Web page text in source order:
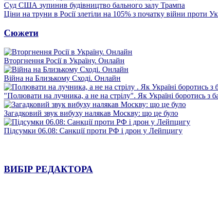
Суд США зупинив будівництво бального залу Трампа
Ціни на труни в Росії злетіли на 105% з початку війни проти
Сюжети
Вторгнення Росії в Україну. Онлайн
Війна на Близькому Сході. Онлайн
"Полювати на лучника, а не на стрілу". Як Україні боротись з
Загадковий звук вибуху налякав Москву: що це було
Підсумки 06.08: Санкції проти РФ і дрон у Лейпцигу
ВИБІР РЕДАКТОРА